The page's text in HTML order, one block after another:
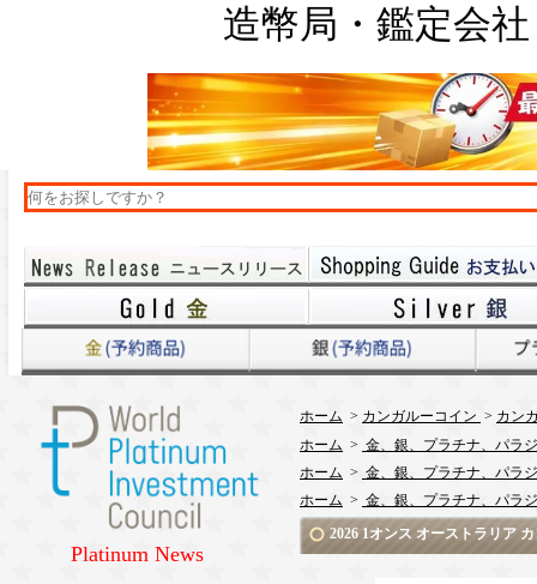
造幣局・鑑定会
Platinum News
ホーム > カンガルーコイン > カン
ホーム > 金、銀、プラチナ、パラ
ホーム > 金、銀、プラチナ、パラ
ホーム > 金、銀、プラチナ、パラ
2026 1オンス オーストラリア